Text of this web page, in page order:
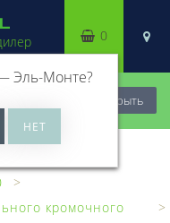
Закрыть
Эль-Монте?
0
кромочного